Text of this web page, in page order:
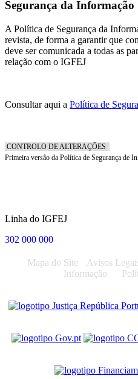
Segurança da Informação
A Política de Segurança da
revista, de forma a garantir que
deve ser comunicada a todas as
relação com o IGFEJ
Consultar aqui a Política de
CONTROLO DE ALTERAÇÕES
Primeira versão da Política de Segurança de
Linha do IGFEJ
302 000 000
Mapa do Site Avisos
Informação